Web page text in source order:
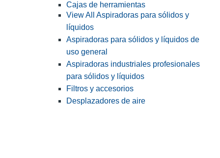
Cajas de herramientas
View All Aspiradoras para sólidos y
líquidos
Aspiradoras para sólidos y líquidos de
uso general
Aspiradoras industriales profesionales
para sólidos y líquidos
Filtros y accesorios
Desplazadores de aire